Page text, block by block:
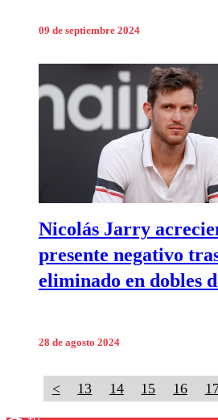
09 de septiembre 2024
Nicolás Jarry
presente negativo
eliminado en dobles
28 de agosto 2024
< 13 14 15 16